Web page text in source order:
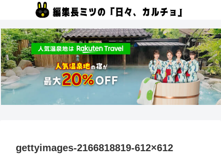
gettyimages-2166818819-612×612